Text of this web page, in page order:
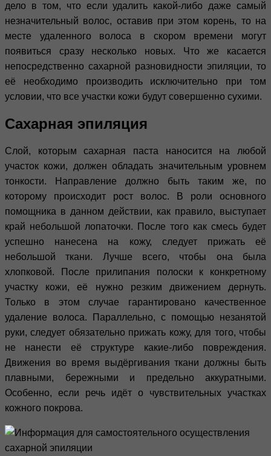
дело в том, что если удалить какой-либо даже самый
незначительный волос, оставив при этом корень, то на
месте удаленного волоса в скором времени могут
появиться сразу несколько новых. Что же касается
непосредственно сахарной разновидности эпиляции, то
её необходимо производить исключительно при том
условии, что все участки кожи будут совершенно сухими.
Сахарная эпиляция
Слой, которым сахарная паста наносится на любой
участок кожи, должен обладать значительным уровнем
тонкости. Направление должно быть таким же, по
которому происходит рост волос. В роли основного
помощника в данном действии, как правило, выступает
край небольшой лопаточки. После того как смесь будет
успешно нанесена на кожу, следует прижать её
небольшой ткани. Лучше всего, чтобы она была
хлопковой. После прилипания полоски к конкретному
участку кожи, её нужно резким движением дернуть.
Только в этом случае гарантировано качественное
удаление волоса. Параллельно, с помощью незанятой
руки, следует обязательно прижать кожу, для того, чтобы
не нанести её структуре какие-либо повреждения.
Движения во время выдёргивания ткани должны быть
плавными, бережными и предельно аккуратными.
Особенно, если речь идёт о чувствительных участках
кожного покрова.